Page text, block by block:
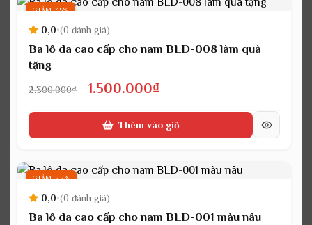
1.800.000₫.
GIẢM 35%
0,0•(0 đánh giá)
Ba lô da cao cấp cho nam BLD-008 làm quà
tặng
2.300.000₫
Giá
gốc
1.500.000₫Giá
hiện
tại
1.500.000₫.
Thêm vào giỏ
GIẢM 22%
0,0•(0 đánh giá)
Ba lô da cao cấp cho nam BLD-001 màu nâu